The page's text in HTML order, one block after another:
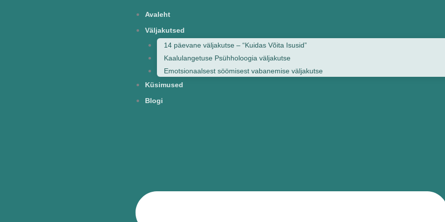
Avaleht
Väljakutsed
14 päevane väljakutse – “Kuidas Võita Isusid”
Kaalulangetuse Psühholoogia väljakutse
Emotsionaalsest söömisest vabanemise väljakutse
Küsimused
Blogi